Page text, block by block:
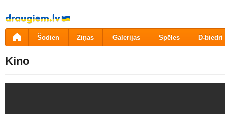
Pāriet
uz
saturu
Šodien Ziņas Galerijas Spēles D-biedri
Kino